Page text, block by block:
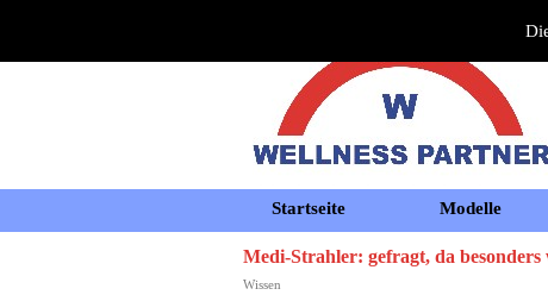
Startseite Modelle
Medi-Strahler: gefragt, da
Wissen